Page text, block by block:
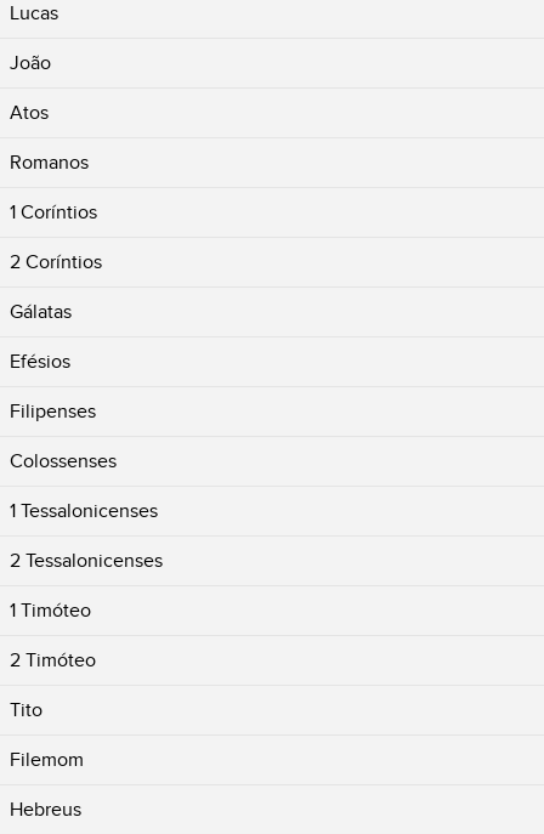
Lucas
João
Atos
Romanos
1 Coríntios
2 Coríntios
Gálatas
Efésios
Filipenses
Colossenses
1 Tessalonicenses
2 Tessalonicenses
1 Timóteo
2 Timóteo
Tito
Filemom
Hebreus